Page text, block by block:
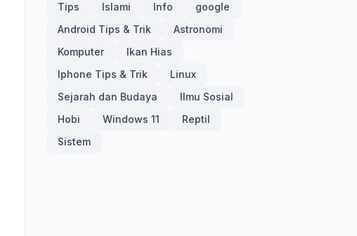
Tips
Islami Info
google
Android Tips & Trik
Astronomi
Komputer
Ikan Hias
Iphone Tips & Trik
Linux
Sejarah dan Budaya
Ilmu Sosial
Hobi
Windows 11
Reptil
Sistem